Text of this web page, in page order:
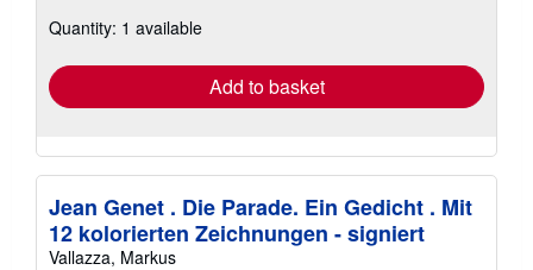
Quantity: 1 available
Add to basket
Jean Genet . Die Parade. Ein Gedicht . Mit
12 kolorierten Zeichnungen - signiert
Vallazza, Markus